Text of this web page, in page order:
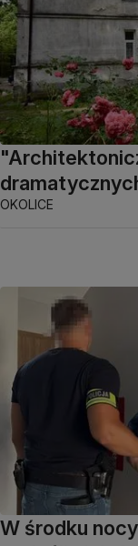
OKOLICE
W środku